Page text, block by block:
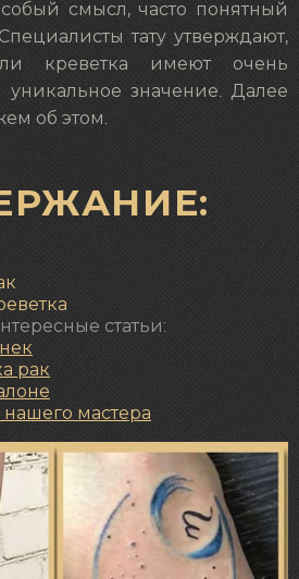
смысл, часто понятный
тату утверждают,
креветка имеют очень
уникальное значение. Далее
об этом.
статьи:
рак
нашего мастера